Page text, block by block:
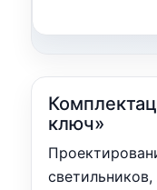
ключ»